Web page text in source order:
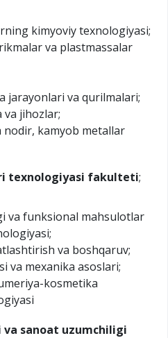
kimyoviy texnologiyasi;
va plastmassalar
jarayonlari va qurilmalari;
va jihozlar;
nodir, kamyob metallar
texnologiyasi fakulteti;
va funksional mahsulotlar
va boshqaruv;
va mexanika asoslari;
kosmetika
sanoat uzumchiligi